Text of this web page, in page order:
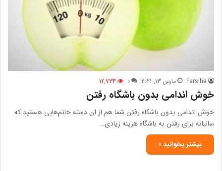
Farsiha مارس 13, 2021 0
12,734
خوش اندامی بدون باشگاه رفتن
خوش اندامی بدون باشگاه رفتن شما هم از آن دسته خانم‌هایی هستید که
سالیانه برای رفتن به باشگاه هزینه زیادی…
بیشتر بخوانید »